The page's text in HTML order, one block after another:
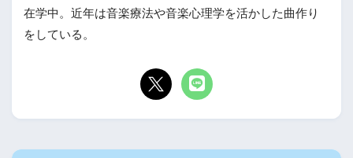
在学中。近年は音楽療法や音楽心理学を活かした曲作り
をしている。